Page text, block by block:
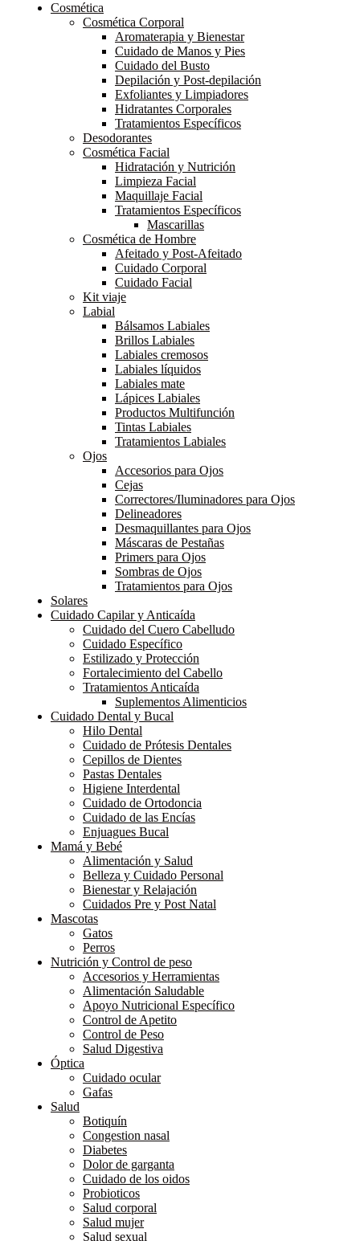
Cosmética
Cosmética Corporal
Aromaterapia y Bienestar
Cuidado de Manos y Pies
Cuidado del Busto
Depilación y Post-depilación
Exfoliantes y Limpiadores
Hidratantes Corporales
Tratamientos Específicos
Desodorantes
Cosmética Facial
Hidratación y Nutrición
Limpieza Facial
Maquillaje Facial
Tratamientos Específicos
Mascarillas
Cosmética de Hombre
Afeitado y Post-Afeitado
Cuidado Corporal
Cuidado Facial
Kit viaje
Labial
Bálsamos Labiales
Brillos Labiales
Labiales cremosos
Labiales líquidos
Labiales mate
Lápices Labiales
Productos Multifunción
Tintas Labiales
Tratamientos Labiales
Ojos
Accesorios para Ojos
Cejas
Correctores/Iluminadores para Ojos
Delineadores
Desmaquillantes para Ojos
Máscaras de Pestañas
Primers para Ojos
Sombras de Ojos
Tratamientos para Ojos
Solares
Cuidado Capilar y Anticaída
Cuidado del Cuero Cabelludo
Cuidado Específico
Estilizado y Protección
Fortalecimiento del Cabello
Tratamientos Anticaída
Suplementos Alimenticios
Cuidado Dental y Bucal
Hilo Dental
Cuidado de Prótesis Dentales
Cepillos de Dientes
Pastas Dentales
Higiene Interdental
Cuidado de Ortodoncia
Cuidado de las Encías
Enjuagues Bucal
Mamá y Bebé
Alimentación y Salud
Belleza y Cuidado Personal
Bienestar y Relajación
Cuidados Pre y Post Natal
Mascotas
Gatos
Perros
Nutrición y Control de peso
Accesorios y Herramientas
Alimentación Saludable
Apoyo Nutricional Específico
Control de Apetito
Control de Peso
Salud Digestiva
Óptica
Cuidado ocular
Gafas
Salud
Botiquín
Congestion nasal
Diabetes
Dolor de garganta
Cuidado de los oidos
Probioticos
Salud corporal
Salud mujer
Salud sexual